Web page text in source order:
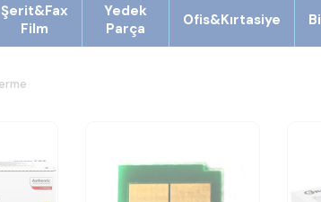
Şerit&Fax
Film
Yedek
Parça
Ofis&Kırtasiye